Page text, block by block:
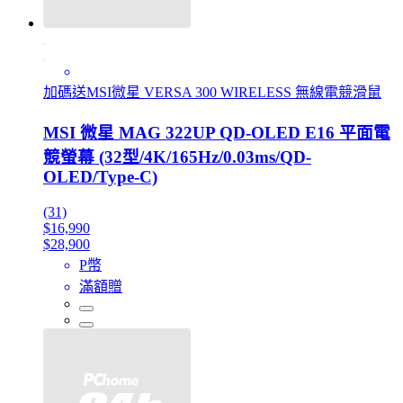
加碼送MSI微星 VERSA 300 WIRELESS 無線電競滑鼠
MSI 微星 MAG 322UP QD-OLED E16 平面電
競螢幕 (32型/4K/165Hz/0.03ms/QD-
OLED/Type-C)
(31)
$16,990
$28,900
P幣
滿額贈